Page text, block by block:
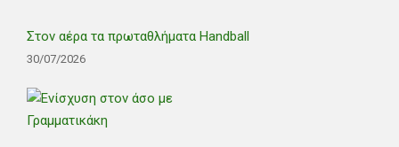
Στον αέρα τα πρωταθλήματα Handball
30/07/2026